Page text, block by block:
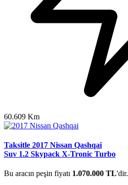
60.609 Km
Taksitle 2017 Nissan Qashqai
Suv 1.2 Skypack X-Tronic Turbo
Bu aracın peşin fiyatı 1.070.000 TL'dir.